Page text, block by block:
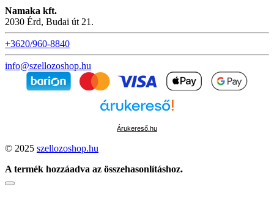
Namaka kft.
2030 Érd, Budai út 21.
+3620/960-8840
info@szellozoshop.hu
Árukereső.hu
© 2025 szellozoshop.hu
A termék hozzáadva az összehasonlításhoz.